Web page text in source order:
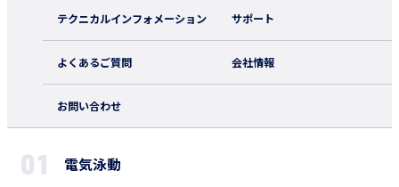
テクニカルインフォメーション サポート
よくあるご質問 会社情報
お問い合わせ
電気泳動